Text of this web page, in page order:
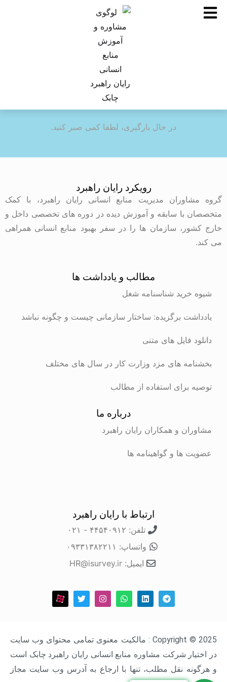
در حال بارگیری، لطفا کمی صبر کنید.
رویکرد رایان راهبرد
گروه مشاوران مدیریت منابع انسانی رایان راهبرد، با کمک
متخصصان با سابقه و آموزش دیده در دوره های تخصصی داخل و
خارج کشور، سازمان ها را در سفر بهبود منابع انسانی همراهی
می کند.
مطالب و یادداشت ها
شیوه خرید شناسنامه شغل
یادداشت برگزیده: ساختار سازمانی چیست و چگونه نباشد
دانلود فایل های متنی
بخشنامه های مزد وزارت کار در سال های مختلف
توصیه برای استفاده از مطالب
درباره ما
مشاوران و همکاران رایان راهبرد
عضویت ها و گواهینامه ها
ارتباط با رایان راهبرد
تلفن: ۴۴۵۴۰۹۱۲ - ۰۲۱
واتساپ: ۰۹۳۳۱۳۸۲۲۱۱
ایمیل: HR@isurvey.ir
Copyright © 2025 : مالکیت معنوی تمامی محتوای وب سایت
در اختیار شرکت مشاوره منابع انسانی رایان راهبرد چابک است
و هرگونه نقل مطلب، تنها با ارجاع به آدرس وب سایت مجاز